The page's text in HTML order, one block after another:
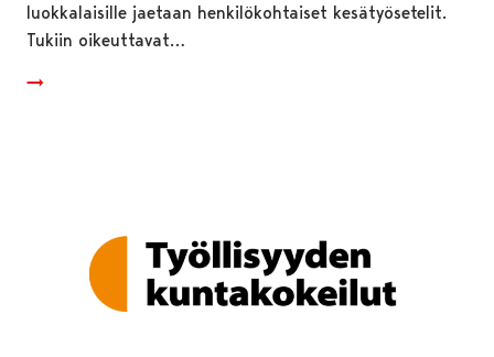
luokkalaisille jaetaan henkilökohtaiset kesätyösetelit.
Tukiin oikeuttavat…